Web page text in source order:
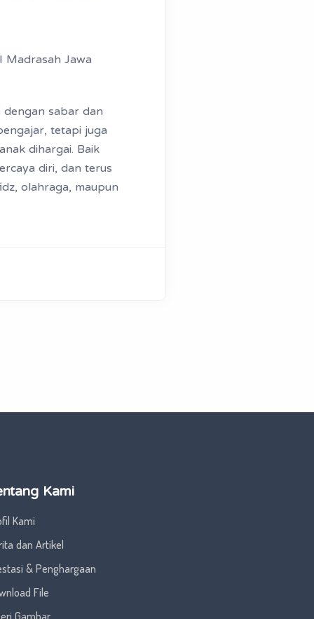
Madrasah Jawa
sabar dan
tetapi juga
dihargai. Baik
diri, dan terus
olahraga, maupun
Kami
Kami
dan Artikel
& Penghargaan
File